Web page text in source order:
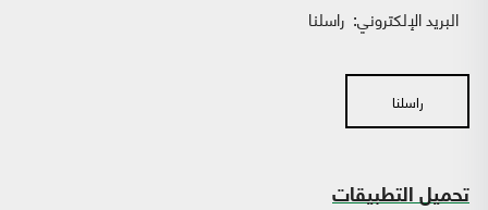
البريد الإلكتروني: راسلنا
راسلنا
تحميل التطبيقات